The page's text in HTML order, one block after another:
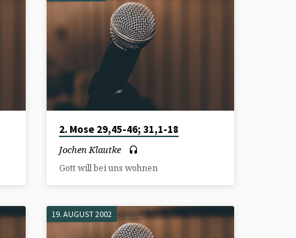
2. Mose 29,45-46; 31,1-18
Jochen Klautke
Gott will bei uns wohnen
19. AUGUST 2002